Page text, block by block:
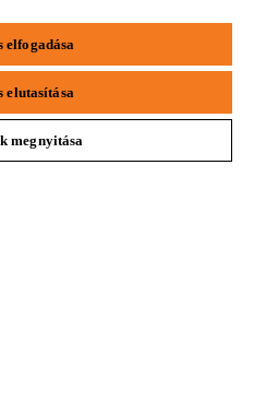
#STIHL
Chrome
elfogadása
elutasítása
megnyitása